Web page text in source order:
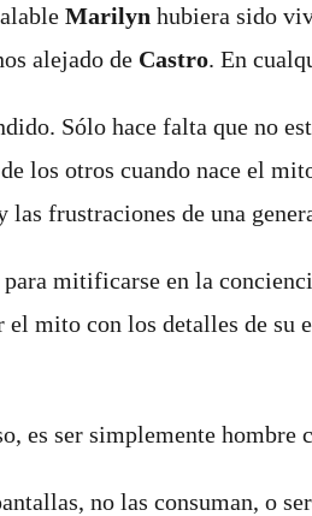
Marilyn hubiera sido
alejado de Castro. En
Sólo hace falta que no
los otros cuando nace el
frustraciones de una
para mitificarse en la
el mito con los detalles de su
ser simplemente hombre
no las consuman, o